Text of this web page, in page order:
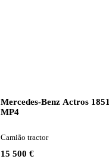
Mercedes-Benz Actros 1851
MP4
15 500 €
Camião tractor